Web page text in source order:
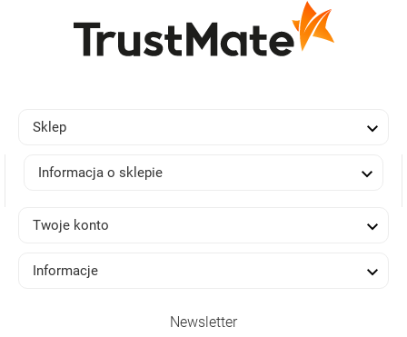
Sklep 
Informacja o sklepie 
Twoje konto 
Informacje 
Newsletter